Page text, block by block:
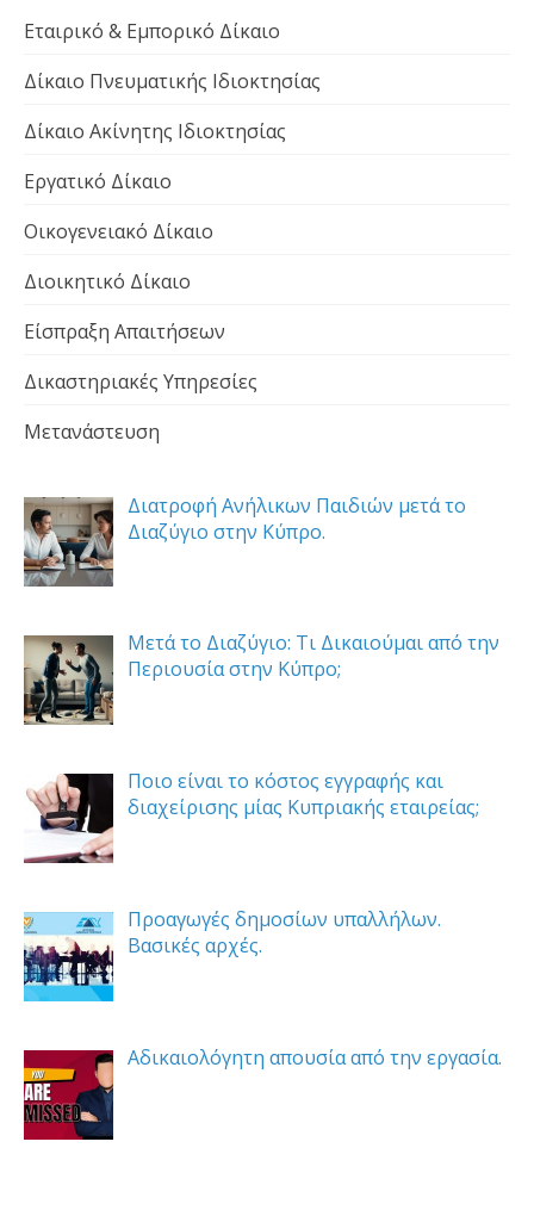
Εταιρικό & Εμπορικό Δίκαιο
Δίκαιο Πνευματικής Ιδιοκτησίας
Δίκαιο Ακίνητης Ιδιοκτησίας
Εργατικό Δίκαιο
Οικογενειακό Δίκαιο
Διοικητικό Δίκαιο
Είσπραξη Απαιτήσεων
Δικαστηριακές Υπηρεσίες
Μετανάστευση
Διατροφή Ανήλικων Παιδιών μετά το
Διαζύγιο στην Κύπρο.
Μετά το Διαζύγιο: Τι Δικαιούμαι από την
Περιουσία στην Κύπρο;
Ποιο είναι το κόστος εγγραφής και
διαχείρισης μίας Κυπριακής εταιρείας;
Προαγωγές δημοσίων υπαλλήλων.
Βασικές αρχές.
Αδικαιολόγητη απουσία από την εργασία.